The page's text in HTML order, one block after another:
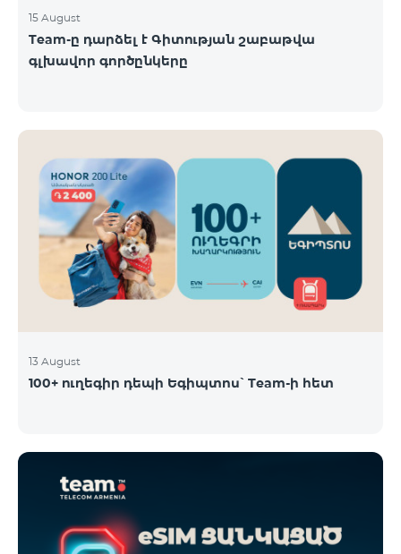
15 August
Team-ը դարձել է Գիտության շաբաթվա
գլխավոր գործընկերը
13 August
100+ ուղեգիր դեպի Եգիպտոս՝ Team-ի հետ